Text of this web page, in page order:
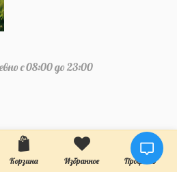
с 08:00 до 23:00
Корзина Избранное Профиль